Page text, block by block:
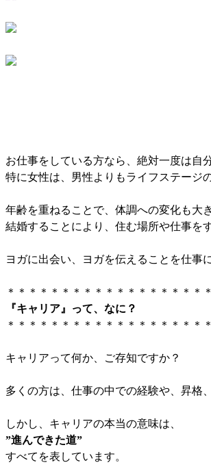
お仕事をしている方なら、絶対一度は自
特に女性は、男性よりもライフステージ
年齢を重ねることで、体調への変化も大
結婚することにより、住む場所や仕事を
ヨガに出会い、ヨガを伝えることを仕事
＊＊＊＊＊＊＊＊＊＊＊＊＊＊＊＊＊＊
『キャリア』って、なに？
＊＊＊＊＊＊＊＊＊＊＊＊＊＊＊＊＊＊
キャリアって何か、ご存知ですか？
多くの方は、仕事の中での経験や、昇格
しかし、キャリアの本当の意味は、
”進んできた道”
すべてを表しています。